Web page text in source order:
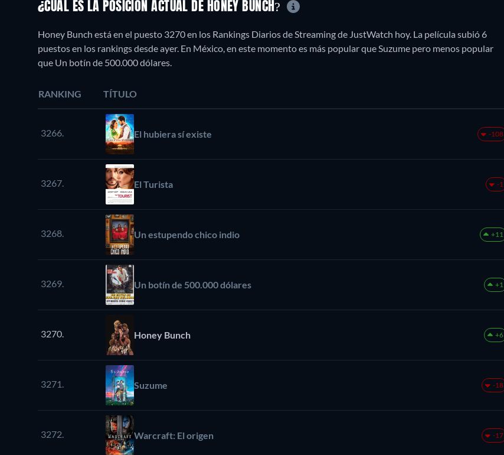
¿CUÁL ES LA POSICIÓN ACTUAL DE HONEY BUNCH?
Honey Bunch está en el puesto 3270 en los Rankings Diarios de Streaming de JustWatch hoy. La película subió 6
puestos en los rankings desde ayer. En México, en este momento es más popular que Suzume pero menos popular
que Un botín de 500.000 dólares.
RANKING TÍTULO
3266. El hubiera sí existe -108
3267. El Turista -1
3268. Un estupendo chico indio +11
3269. Un botín de 500.000 dólares +1
3270. Honey Bunch +6
3271. Suzume -18
3272. Warcraft: El origen -17